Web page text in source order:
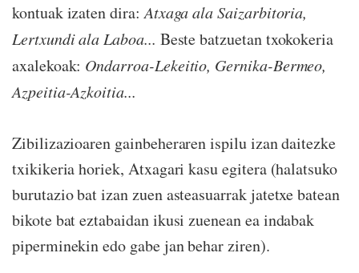
kontuak izaten dira:Atxaga ala Saizarbitoria,
Lertxundi ala Laboa... Beste batzuetan txokokeria
axalekoak: Ondarroa-Lekeitio, Gernika-Bermeo,
Azpeitia-Azkoitia...
Zibilizazioaren gainbeheraren ispilu izan daitezke
txikikeria horiek, Atxagari kasu egitera (halatsuko
burutazio bat izan zuen asteasuarrak jatetxe batean
bikote bat eztabaidan ikusi zuenean ea indabak
piperminekin edo gabe jan behar ziren).